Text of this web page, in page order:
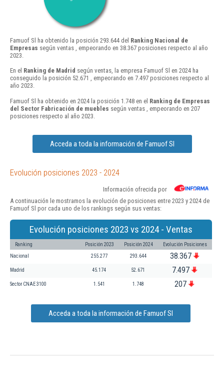
Famuof Sl ha obtenido la posición 293.644 del Ranking Nacional de
Empresas según ventas , empeorando en 38.367 posiciones respecto al año
2023.
En el Ranking de Madrid según ventas, la empresa Famuof Sl en 2024 ha
conseguido la posición 52.671 , empeorando en 7.497 posiciones respecto al
año 2023.
Famuof Sl ha obtenido en 2024 la posición 1.748 en el Ranking de Empresas
del Sector Fabricación de muebles según ventas , empeorando en 207
posiciones respecto al año 2023.
Acceda a toda la información de Famuof Sl
Evolución posiciones 2023 - 2024
Información ofrecida por
A continuación le mostramos la evolución de posiciones entre 2023 y 2024 de
Famuof Sl por cada uno de los rankings según sus ventas:
Evolución posiciones 2023 vs 2024 - Ventas
Ranking Posición 2023 Posición 2024 Evolución Posiciones
Nacional 255.277 293.644 38.367
Madrid 45.174 52.671 7.497
Sector CNAE 3100 1.541 1.748 207
Acceda a toda la información de Famuof Sl